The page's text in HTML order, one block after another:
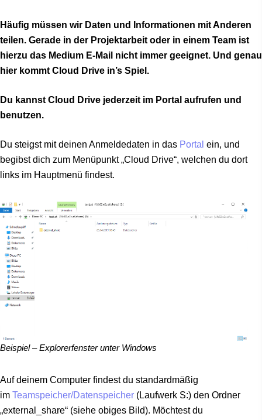
Häufig müssen wir Daten und Informationen mit Anderen
teilen. Gerade in der Projektarbeit oder in einem Team ist
hierzu das Medium E-Mail nicht immer geeignet. Und genau
hier kommt Cloud Drive in’s Spiel.
Du kannst Cloud Drive jederzeit im Portal aufrufen und
benutzen.
Du steigst mit deinen Anmeldedaten in das Portal ein, und
begibst dich zum Menüpunkt „Cloud Drive“, welchen du dort
links im Hauptmenü findest.
Beispiel – Explorerfenster unter Windows
Auf deinem Computer findest du standardmäßig
im Teamspeicher/Datenspeicher (Laufwerk S:) den Ordner
„external_share“ (siehe obiges Bild). Möchtest du